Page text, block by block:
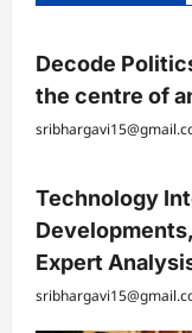
Decode
the centre of
Technology
Expert